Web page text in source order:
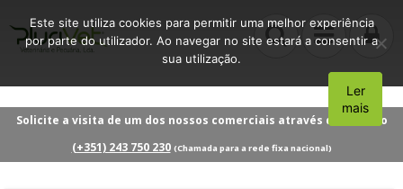
Solicite a visita de um dos nossos comerciais através do número
(+351) 243 750 230 (Chamada para a rede fixa nacional)
Este site utiliza cookies para permitir uma melhor experiência
por parte do utilizador. Ao navegar no site estará a consentir a
sua utilização.
Aceito
Ler
mais